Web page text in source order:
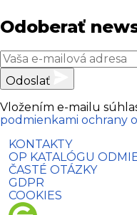
Odoberať
Odoslať
Vložením e-mailu
podmienkami ochrany
KONTAKTY
OP KATALÓGU
ČASTÉ OTÁZKY
GDPR
COOKIES